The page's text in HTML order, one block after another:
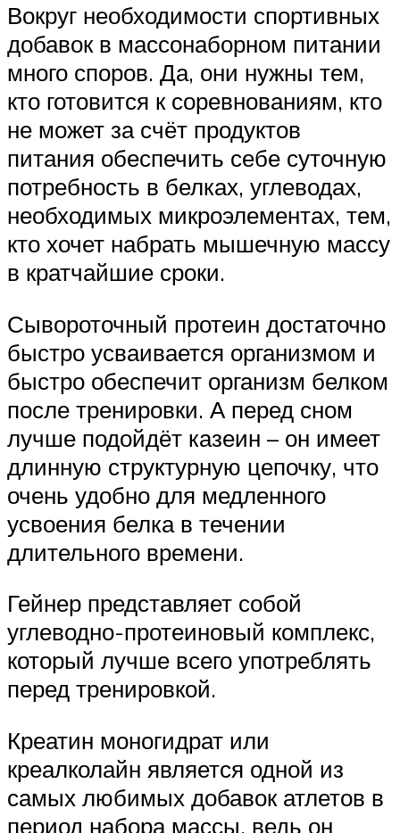
Вокруг необходимости спортивных
добавок в массонаборном питании
много споров. Да, они нужны тем,
кто готовится к соревнованиям, кто
не может за счёт продуктов
питания обеспечить себе суточную
потребность в белках, углеводах,
необходимых микроэлементах, тем,
кто хочет набрать мышечную массу
в кратчайшие сроки.
Сывороточный протеин достаточно
быстро усваивается организмом и
быстро обеспечит организм белком
после тренировки. А перед сном
лучше подойдёт казеин – он имеет
длинную структурную цепочку, что
очень удобно для медленного
усвоения белка в течении
длительного времени.
Гейнер представляет собой
углеводно-протеиновый комплекс,
который лучше всего употреблять
перед тренировкой.
Креатин моногидрат или
креалколайн является одной из
самых любимых добавок атлетов в
период набора массы, ведь он